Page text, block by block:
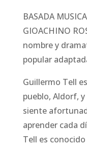
BASADA
GIOACHINO
nombre y
popular
Guillermo Tell
pueblo, Aldorf,
siente
aprender cada
Tell es